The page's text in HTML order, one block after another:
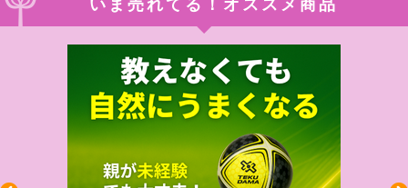
いま売れてる！オススメ商品